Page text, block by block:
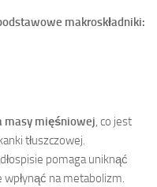
makroskładniki:
masy mięśniowej, co jest
tłuszczowej.
pomaga uniknąć
na metabolizm.